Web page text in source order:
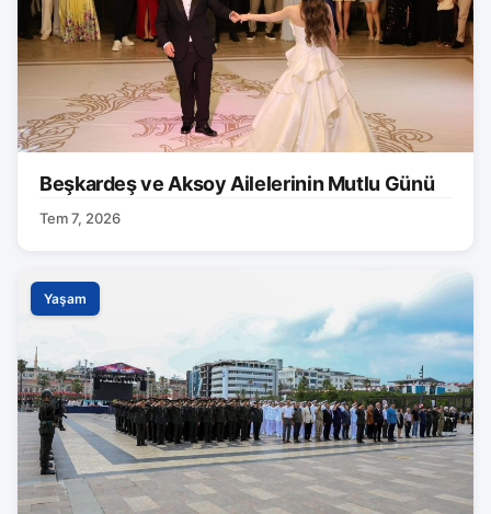
Beşkardeş ve Aksoy Ailelerinin Mutlu Günü
Tem 7, 2026
Yaşam